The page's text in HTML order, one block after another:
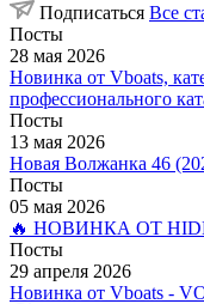
Подписаться Все
Посты
28 мая 2026
Новинка от Vboats,
профессионального
Посты
13 мая 2026
Новая Волжанка 46
Посты
05 мая 2026
🔥 НОВИНКА ОТ
Посты
29 апреля 2026
Новинка от Vboats -